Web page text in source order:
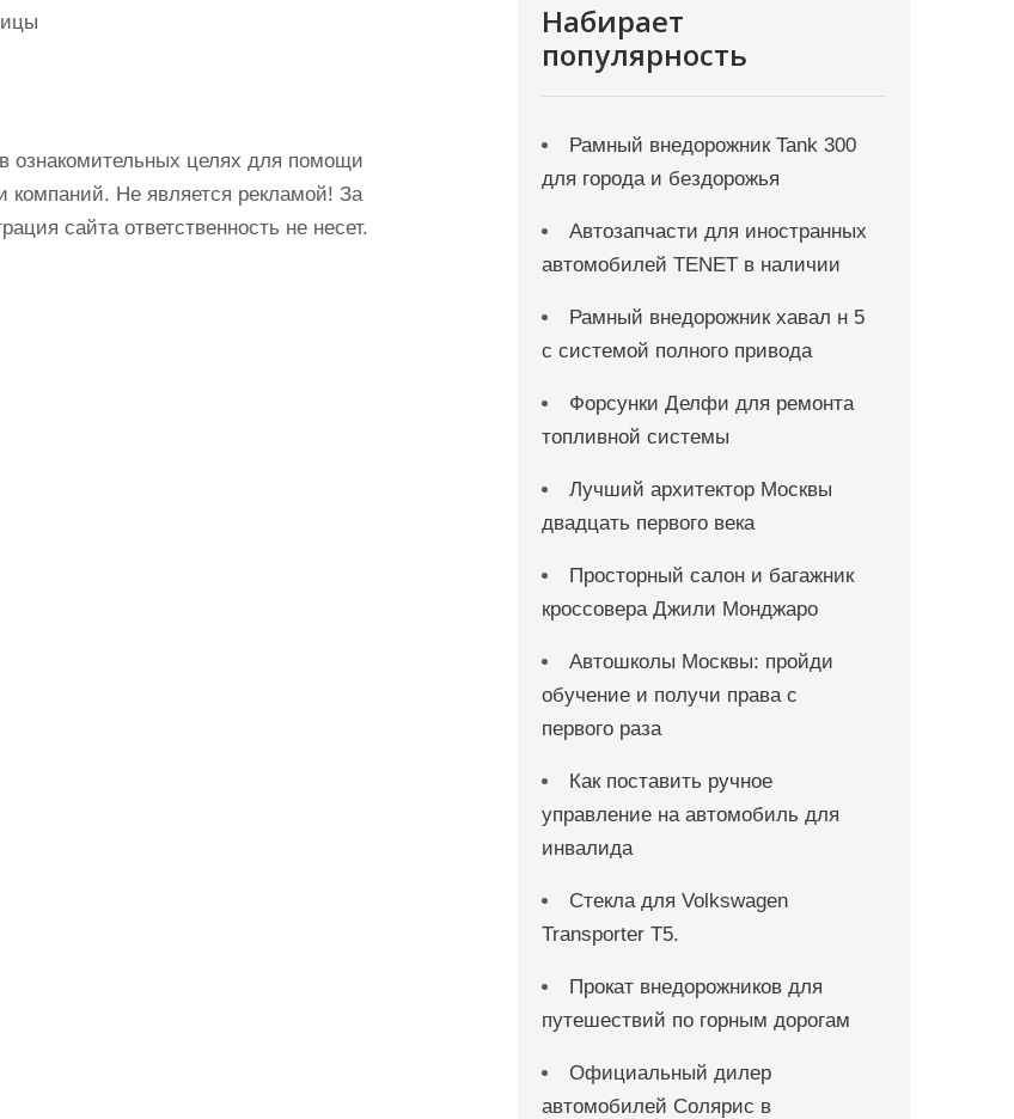
ознакомительных целях для помощи
компаний. Не является рекламой! За
сайта ответственность не несет.
Набирает
популярность
Рамный внедорожник Tank 300
для города и бездорожья
Автозапчасти для иностранных
автомобилей TENET в наличии
Рамный внедорожник хавал н 5
с системой полного привода
Форсунки Делфи для ремонта
топливной системы
Лучший архитектор Москвы
двадцать первого века
Просторный салон и багажник
кроссовера Джили Монджаро
Автошколы Москвы: пройди
обучение и получи права с
первого раза
Как поставить ручное
управление на автомобиль для
инвалида
Стекла для Volkswagen
Transporter T5.
Прокат внедорожников для
путешествий по горным дорогам
Официальный дилер
автомобилей Солярис в